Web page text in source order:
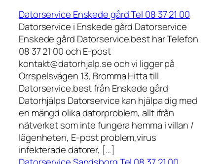
Datorservice Enskede gård Tel 08 37 21 00
Datorservice i Enskede gård Datorservice
Enskede gård Datorservice.best har Telefon
08 37 21 00 och E-post
kontakt@datorhjalp.se och vi ligger på
Orrspelsvägen 13, Bromma Hitta till
Datorservice.best från Enskede gård
Datorhjälps Datorservice kan hjälpa dig med
en mängd olika datorproblem, allt ifrån
nätverket som inte fungera hemma i villan /
lägenheten, E-post problem,virus
infekterade datorer, […]